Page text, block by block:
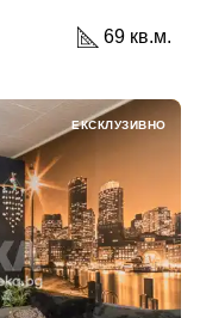
69 кв.м.
ЕКСКЛУЗИВНО